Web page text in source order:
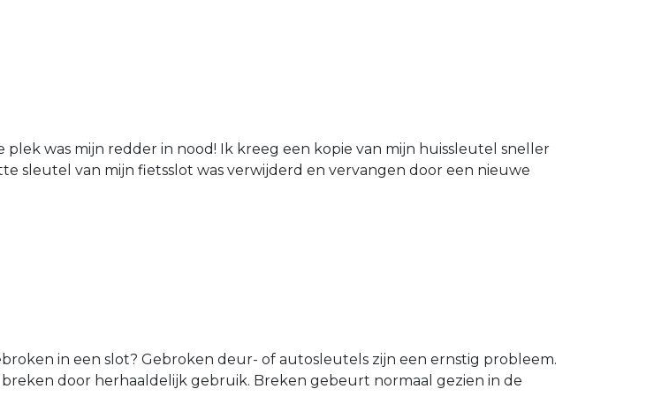
was mijn redder in nood! Ik kreeg een kopie van mijn huissleutel sneller
sleutel van mijn fietsslot was verwijderd en vervangen door een nieuwe
in een slot? Gebroken deur- of autosleutels zijn een ernstig probleem.
door herhaaldelijk gebruik. Breken gebeurt normaal gezien in de